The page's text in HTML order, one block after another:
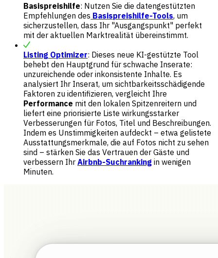
Basispreishilfe: Nutzen Sie die datengestützten
Empfehlungen des Basispreishilfe-Tools, um
sicherzustellen, dass Ihr "Ausgangspunkt" perfekt
mit der aktuellen Marktrealität übereinstimmt.
Listing Optimizer: Dieses neue KI-gestützte Tool
behebt den Hauptgrund für schwache Inserate:
unzureichende oder inkonsistente Inhalte. Es
analysiert Ihr Inserat, um sichtbarkeitsschädigende
Faktoren zu identifizieren, vergleicht Ihre
Performance mit den lokalen Spitzenreitern und
liefert eine priorisierte Liste wirkungsstarker
Verbesserungen für Fotos, Titel und Beschreibungen.
Indem es Unstimmigkeiten aufdeckt – etwa gelistete
Ausstattungsmerkmale, die auf Fotos nicht zu sehen
sind – stärken Sie das Vertrauen der Gäste und
verbessern Ihr Airbnb-Suchranking in wenigen
Minuten.